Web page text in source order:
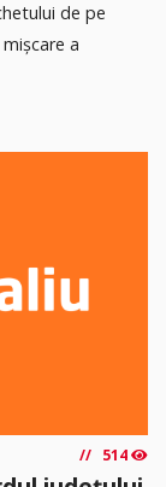
de pe
a
514